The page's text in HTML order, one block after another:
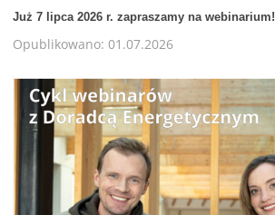
Już 7 lipca 2026 r. zapraszamy na webinarium!
Opublikowano: 01.07.2026